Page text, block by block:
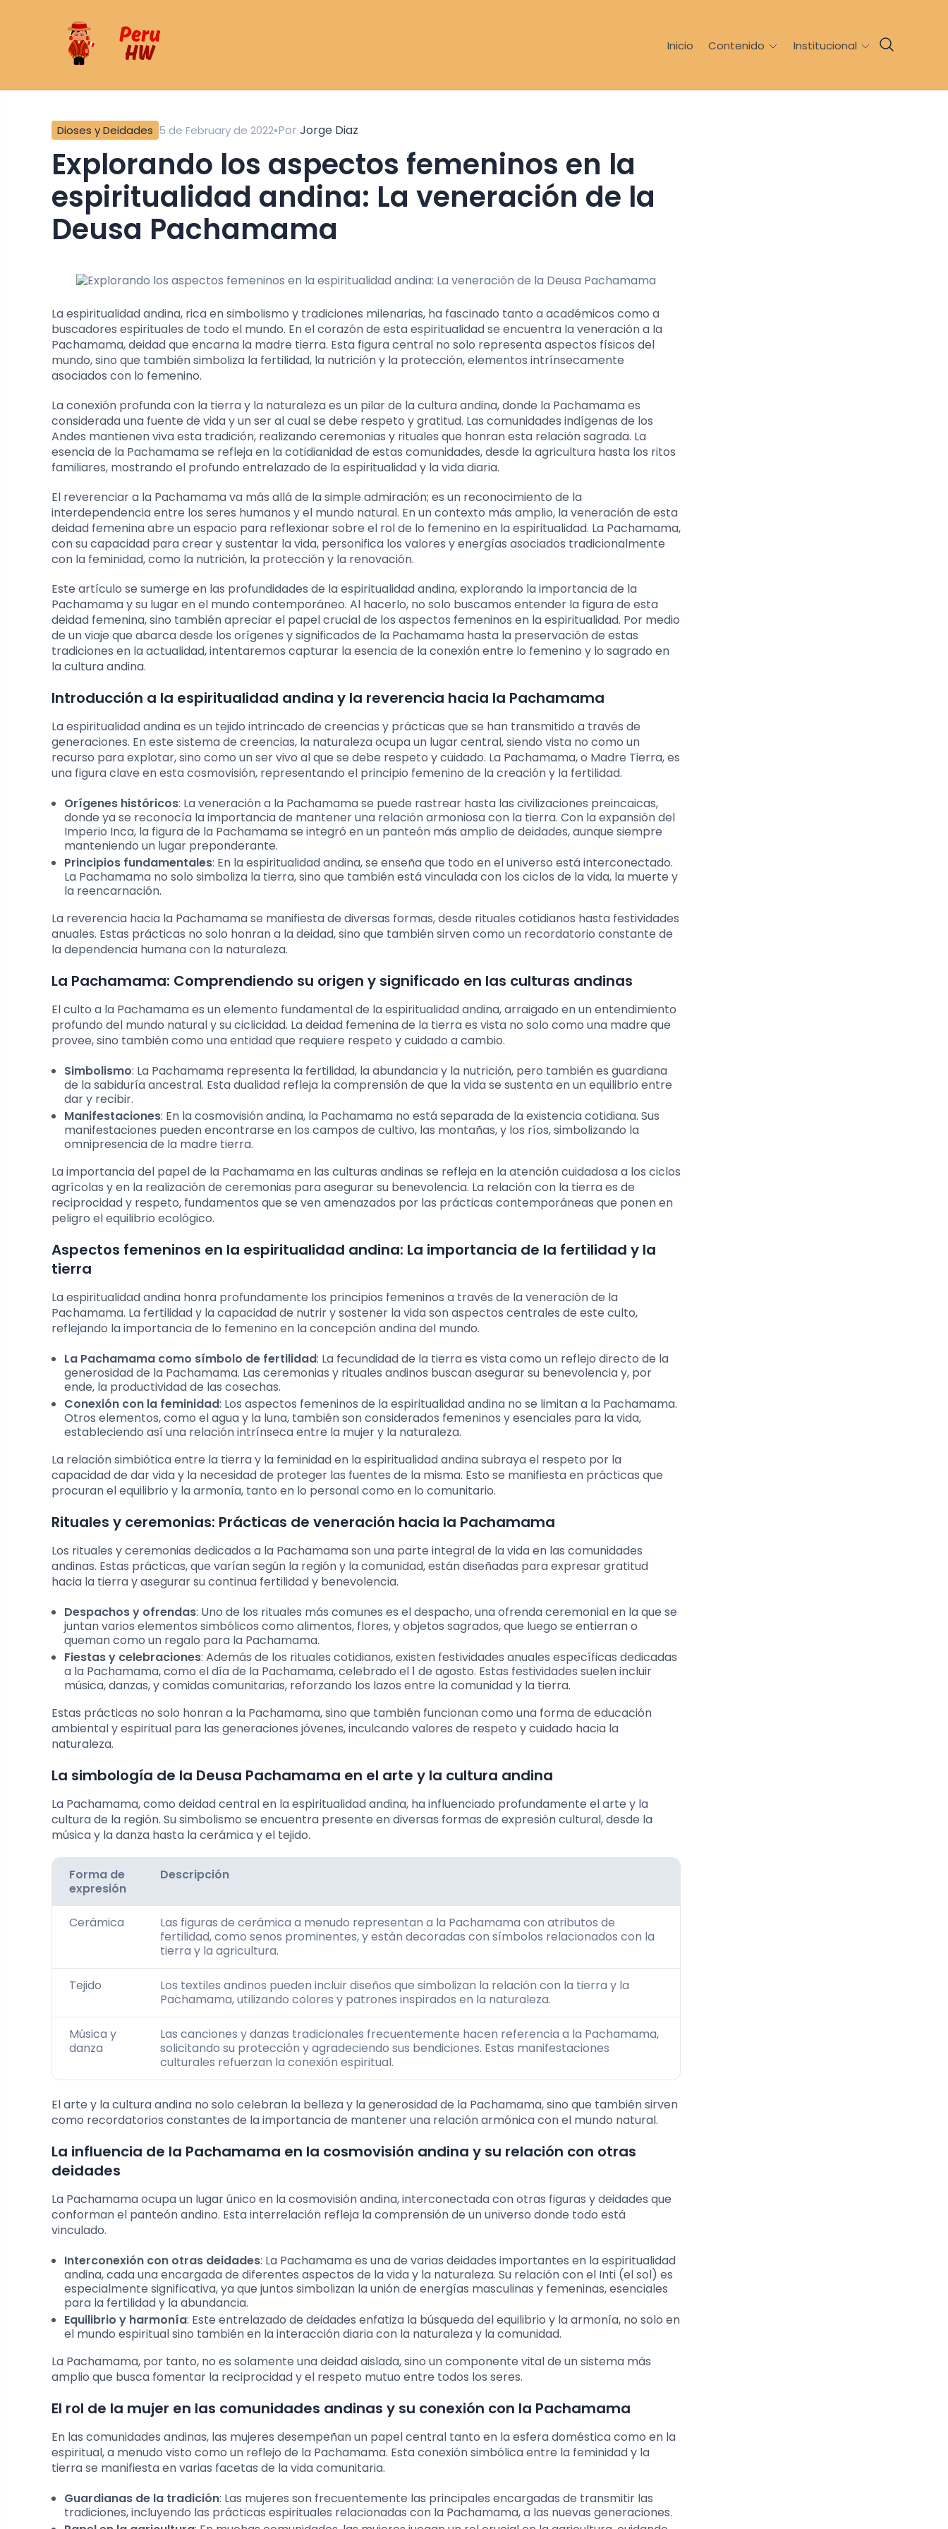
Inicio Contenido Institucional
Dioses y Deidades 5 de February de 2022•Por Jorge Diaz
Explorando los aspectos femeninos en la
espiritualidad andina: La veneración de la
Deusa Pachamama
La espiritualidad andina, rica en simbolismo y tradiciones milenarias, ha fascinado tanto a académicos como a
buscadores espirituales de todo el mundo. En el corazón de esta espiritualidad se encuentra la veneración a la
Pachamama, deidad que encarna la madre tierra. Esta figura central no solo representa aspectos físicos del
mundo, sino que también simboliza la fertilidad, la nutrición y la protección, elementos intrínsecamente
asociados con lo femenino.
La conexión profunda con la tierra y la naturaleza es un pilar de la cultura andina, donde la Pachamama es
considerada una fuente de vida y un ser al cual se debe respeto y gratitud. Las comunidades indígenas de los
Andes mantienen viva esta tradición, realizando ceremonias y rituales que honran esta relación sagrada. La
esencia de la Pachamama se refleja en la cotidianidad de estas comunidades, desde la agricultura hasta los ritos
familiares, mostrando el profundo entrelazado de la espiritualidad y la vida diaria.
El reverenciar a la Pachamama va más allá de la simple admiración; es un reconocimiento de la
interdependencia entre los seres humanos y el mundo natural. En un contexto más amplio, la veneración de esta
deidad femenina abre un espacio para reflexionar sobre el rol de lo femenino en la espiritualidad. La Pachamama,
con su capacidad para crear y sustentar la vida, personifica los valores y energías asociados tradicionalmente
con la feminidad, como la nutrición, la protección y la renovación.
Este artículo se sumerge en las profundidades de la espiritualidad andina, explorando la importancia de la
Pachamama y su lugar en el mundo contemporáneo. Al hacerlo, no solo buscamos entender la figura de esta
deidad femenina, sino también apreciar el papel crucial de los aspectos femeninos en la espiritualidad. Por medio
de un viaje que abarca desde los orígenes y significados de la Pachamama hasta la preservación de estas
tradiciones en la actualidad, intentaremos capturar la esencia de la conexión entre lo femenino y lo sagrado en
la cultura andina.
Introducción a la espiritualidad andina y la reverencia hacia la Pachamama
La espiritualidad andina es un tejido intrincado de creencias y prácticas que se han transmitido a través de
generaciones. En este sistema de creencias, la naturaleza ocupa un lugar central, siendo vista no como un
recurso para explotar, sino como un ser vivo al que se debe respeto y cuidado. La Pachamama, o Madre Tierra, es
una figura clave en esta cosmovisión, representando el principio femenino de la creación y la fertilidad.
Orígenes históricos: La veneración a la Pachamama se puede rastrear hasta las civilizaciones preincaicas,
donde ya se reconocía la importancia de mantener una relación armoniosa con la tierra. Con la expansión del
Imperio Inca, la figura de la Pachamama se integró en un panteón más amplio de deidades, aunque siempre
manteniendo un lugar preponderante.
Principios fundamentales: En la espiritualidad andina, se enseña que todo en el universo está interconectado.
La Pachamama no solo simboliza la tierra, sino que también está vinculada con los ciclos de la vida, la muerte y
la reencarnación.
La reverencia hacia la Pachamama se manifiesta de diversas formas, desde rituales cotidianos hasta festividades
anuales. Estas prácticas no solo honran a la deidad, sino que también sirven como un recordatorio constante de
la dependencia humana con la naturaleza.
La Pachamama: Comprendiendo su origen y significado en las culturas andinas
El culto a la Pachamama es un elemento fundamental de la espiritualidad andina, arraigado en un entendimiento
profundo del mundo natural y su ciclicidad. La deidad femenina de la tierra es vista no solo como una madre que
provee, sino también como una entidad que requiere respeto y cuidado a cambio.
Simbolismo: La Pachamama representa la fertilidad, la abundancia y la nutrición, pero también es guardiana
de la sabiduría ancestral. Esta dualidad refleja la comprensión de que la vida se sustenta en un equilibrio entre
dar y recibir.
Manifestaciones: En la cosmovisión andina, la Pachamama no está separada de la existencia cotidiana. Sus
manifestaciones pueden encontrarse en los campos de cultivo, las montañas, y los ríos, simbolizando la
omnipresencia de la madre tierra.
La importancia del papel de la Pachamama en las culturas andinas se refleja en la atención cuidadosa a los ciclos
agrícolas y en la realización de ceremonias para asegurar su benevolencia. La relación con la tierra es de
reciprocidad y respeto, fundamentos que se ven amenazados por las prácticas contemporáneas que ponen en
peligro el equilibrio ecológico.
Aspectos femeninos en la espiritualidad andina: La importancia de la fertilidad y la
tierra
La espiritualidad andina honra profundamente los principios femeninos a través de la veneración de la
Pachamama. La fertilidad y la capacidad de nutrir y sostener la vida son aspectos centrales de este culto,
reflejando la importancia de lo femenino en la concepción andina del mundo.
La Pachamama como símbolo de fertilidad: La fecundidad de la tierra es vista como un reflejo directo de la
generosidad de la Pachamama. Las ceremonias y rituales andinos buscan asegurar su benevolencia y, por
ende, la productividad de las cosechas.
Conexión con la feminidad: Los aspectos femeninos de la espiritualidad andina no se limitan a la Pachamama.
Otros elementos, como el agua y la luna, también son considerados femeninos y esenciales para la vida,
estableciendo así una relación intrínseca entre la mujer y la naturaleza.
La relación simbiótica entre la tierra y la feminidad en la espiritualidad andina subraya el respeto por la
capacidad de dar vida y la necesidad de proteger las fuentes de la misma. Esto se manifiesta en prácticas que
procuran el equilibrio y la armonía, tanto en lo personal como en lo comunitario.
Rituales y ceremonias: Prácticas de veneración hacia la Pachamama
Los rituales y ceremonias dedicados a la Pachamama son una parte integral de la vida en las comunidades
andinas. Estas prácticas, que varían según la región y la comunidad, están diseñadas para expresar gratitud
hacia la tierra y asegurar su continua fertilidad y benevolencia.
Despachos y ofrendas: Uno de los rituales más comunes es el despacho, una ofrenda ceremonial en la que se
juntan varios elementos simbólicos como alimentos, flores, y objetos sagrados, que luego se entierran o
queman como un regalo para la Pachamama.
Fiestas y celebraciones: Además de los rituales cotidianos, existen festividades anuales específicas dedicadas
a la Pachamama, como el día de la Pachamama, celebrado el 1 de agosto. Estas festividades suelen incluir
música, danzas, y comidas comunitarias, reforzando los lazos entre la comunidad y la tierra.
Estas prácticas no solo honran a la Pachamama, sino que también funcionan como una forma de educación
ambiental y espiritual para las generaciones jóvenes, inculcando valores de respeto y cuidado hacia la
naturaleza.
La simbología de la Deusa Pachamama en el arte y la cultura andina
La Pachamama, como deidad central en la espiritualidad andina, ha influenciado profundamente el arte y la
cultura de la región. Su simbolismo se encuentra presente en diversas formas de expresión cultural, desde la
música y la danza hasta la cerámica y el tejido.
Forma de
expresión
Descripción
Cerámica
Las figuras de cerámica a menudo representan a la Pachamama con atributos de
fertilidad, como senos prominentes, y están decoradas con símbolos relacionados con la
tierra y la agricultura.
Tejido
Los textiles andinos pueden incluir diseños que simbolizan la relación con la tierra y la
Pachamama, utilizando colores y patrones inspirados en la naturaleza.
Música y
danza
Las canciones y danzas tradicionales frecuentemente hacen referencia a la Pachamama,
solicitando su protección y agradeciendo sus bendiciones. Estas manifestaciones
culturales refuerzan la conexión espiritual.
El arte y la cultura andina no solo celebran la belleza y la generosidad de la Pachamama, sino que también sirven
como recordatorios constantes de la importancia de mantener una relación armónica con el mundo natural.
La influencia de la Pachamama en la cosmovisión andina y su relación con otras
deidades
La Pachamama ocupa un lugar único en la cosmovisión andina, interconectada con otras figuras y deidades que
conforman el panteón andino. Esta interrelación refleja la comprensión de un universo donde todo está
vinculado.
Interconexión con otras deidades: La Pachamama es una de varias deidades importantes en la espiritualidad
andina, cada una encargada de diferentes aspectos de la vida y la naturaleza. Su relación con el Inti (el sol) es
especialmente significativa, ya que juntos simbolizan la unión de energías masculinas y femeninas, esenciales
para la fertilidad y la abundancia.
Equilibrio y harmonía: Este entrelazado de deidades enfatiza la búsqueda del equilibrio y la armonía, no solo en
el mundo espiritual sino también en la interacción diaria con la naturaleza y la comunidad.
La Pachamama, por tanto, no es solamente una deidad aislada, sino un componente vital de un sistema más
amplio que busca fomentar la reciprocidad y el respeto mutuo entre todos los seres.
El rol de la mujer en las comunidades andinas y su conexión con la Pachamama
En las comunidades andinas, las mujeres desempeñan un papel central tanto en la esfera doméstica como en la
espiritual, a menudo visto como un reflejo de la Pachamama. Esta conexión simbólica entre la feminidad y la
tierra se manifiesta en varias facetas de la vida comunitaria.
Guardianas de la tradición: Las mujeres son frecuentemente las principales encargadas de transmitir las
tradiciones, incluyendo las prácticas espirituales relacionadas con la Pachamama, a las nuevas generaciones.